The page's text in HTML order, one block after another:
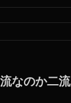
なのか二流